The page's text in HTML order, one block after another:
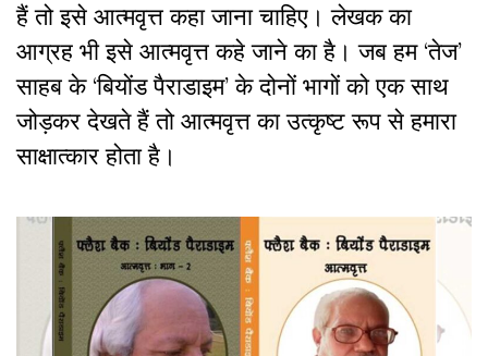
हैं तो इसे आत्‍मवृत्त कहा जाना चाहिए। लेखक का
आग्रह भी इसे आत्‍मवृत्त कहे जाने का है। जब हम ‘तेज’
साहब के ‘बियोंड पैराडाइम’के दोनों भागों को एक साथ
जोड़कर देखते हैं तो आत्‍मवृत्त का उत्‍कृष्‍ट रूप से हमारा
साक्षात्‍कार होता है।